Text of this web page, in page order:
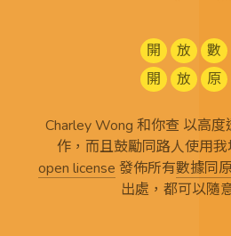
開 放 數
開
放 原
Charley Wong 和你查 以高
作，而且鼓勵同路人使用
open license 發佈所有數據同
出處，都可以隨